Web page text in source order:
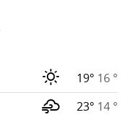
19° 16 °
23° 14 °